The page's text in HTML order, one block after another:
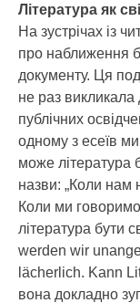
Література як
На зустрічах із
про наближення
документу. Ця
не раз викликала
публічних
одному з есеїв
може література
назви: „Коли
Коли ми
література бути
werden wir
lächerlich. Kann
вона докладно